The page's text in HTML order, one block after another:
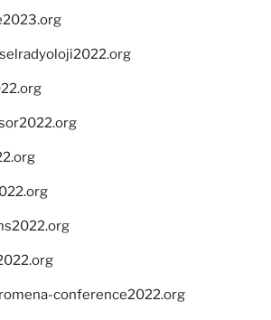
conference2022.org